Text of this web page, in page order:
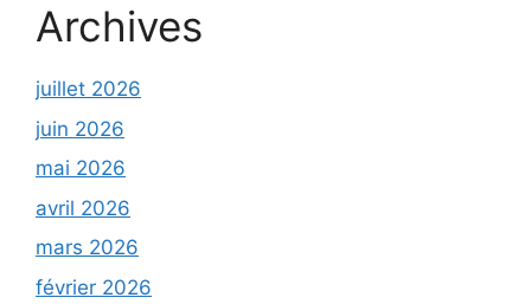
Archives
juillet 2026
juin 2026
mai 2026
avril 2026
mars 2026
février 2026